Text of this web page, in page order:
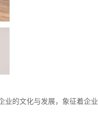
业的文化与发展，象征着企业